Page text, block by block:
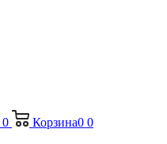
0 Корзина0 0